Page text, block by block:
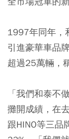
1997年同年，
引進豪華車品
超過25萬輛，
「我們和泰不
攤開成績，在
跟HINO等三品